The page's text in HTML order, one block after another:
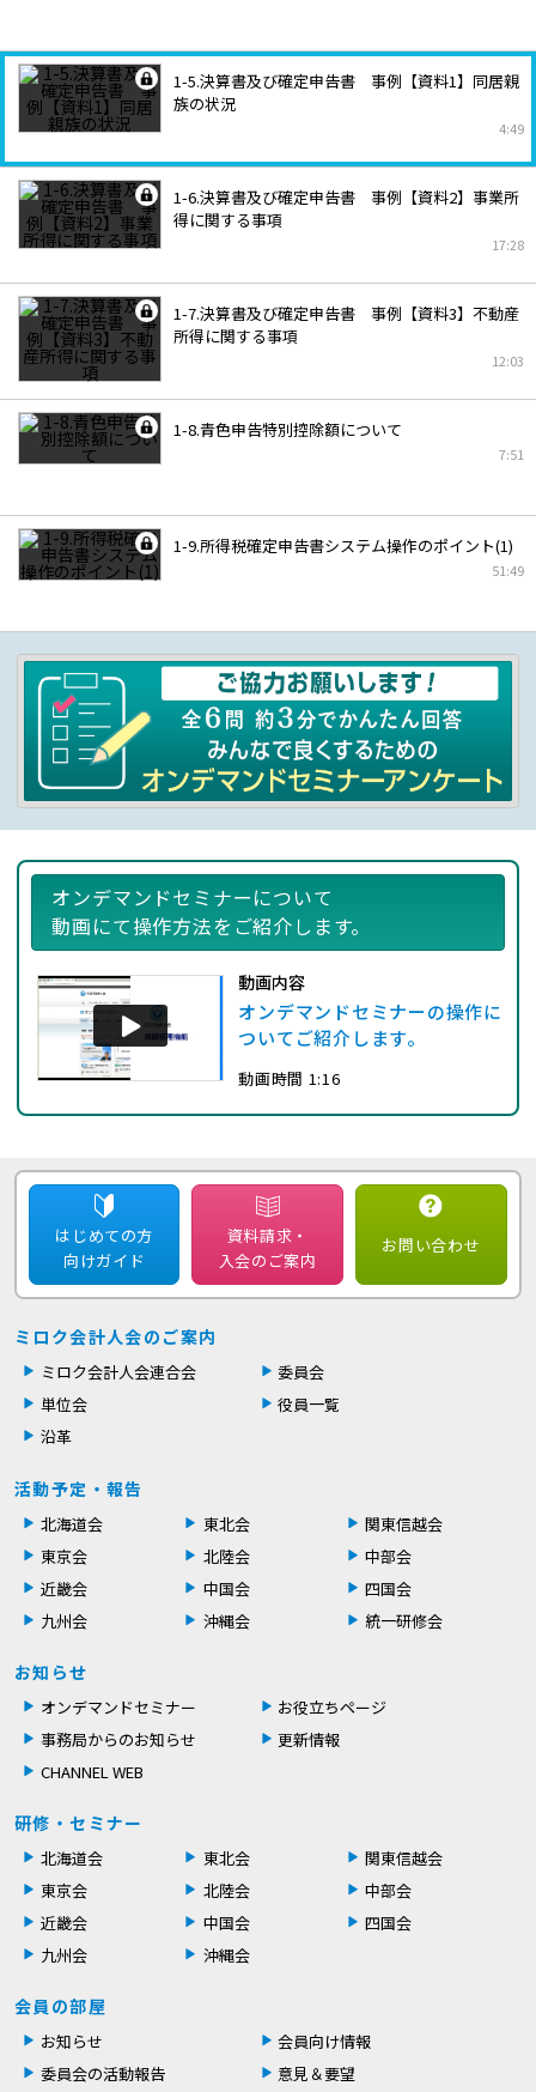
1-5.決算書及び確定申告書 事例【資料1】同居親
族の状況
4:49
1-6.決算書及び確定申告書 事例【資料2】事業所
得に関する事項
17:28
1-7.決算書及び確定申告書 事例【資料3】不動産
所得に関する事項
12:03
1-8.青色申告特別控除額について
7:51
1-9.所得税確定申告書システム操作のポイント(1)
51:49
オンデマンドセミナーについて
動画にて操作方法をご紹介します。
動画内容
オンデマンドセミナーの操作に
ついてご紹介します。
動画時間 1:16
はじめての方
向けガイド
資料請求・
入会のご案内
お問い合わせ
ミロク会計人会のご案内
ミロク会計人会連合会
委員会
単位会
役員一覧
沿革
活動予定・報告
北海道会 東北会
関東信越会
東京会
北陸会
中部会
近畿会
中国会
四国会
九州会
沖縄会 統一研修会
お知らせ
オンデマンドセミナー
お役立ちページ
事務局からのお知らせ
更新情報
CHANNEL WEB
研修・セミナー
北海道会 東北会
関東信越会
東京会
北陸会
中部会
近畿会
中国会
四国会
九州会
沖縄会
会員の部屋
お知らせ
会員向け情報
委員会の活動報告
意見＆要望